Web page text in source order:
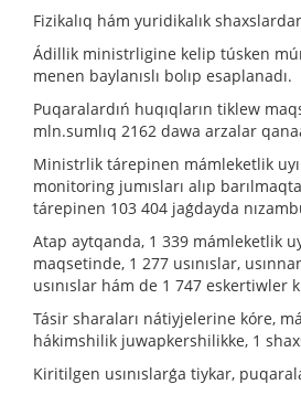
Fizikalıq hám yuridikalık
Ádillik ministrligine kelip túsken
menen baylanıslı bolıp esaplanadı.
Puqaralardıń huqıqların tiklew
mln.sumlıq 2162 dawa arzalar
Ministrlik tárepinen mámleketlik
monitoring jumısları alıp
tárepinen 103 404 jaǵdayda
Atap aytqanda, 1 339 mámleketlik
maqsetinde, 1 277 usınıslar,
usınıslar hám de 1 747 eskertiwler
Tásir sharaları nátiyjelerine kóre,
hákimshilik juwapkershilikke, 1
Kiritilgen usınıslarǵa tiykar,